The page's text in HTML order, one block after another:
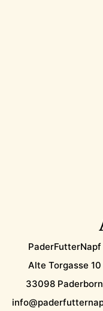
PaderFutterNapf
Alte Torgasse 10
33098 Paderborn